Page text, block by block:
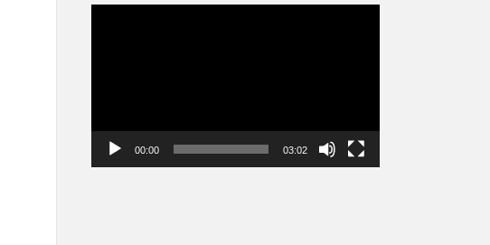
動
00:00 03:02